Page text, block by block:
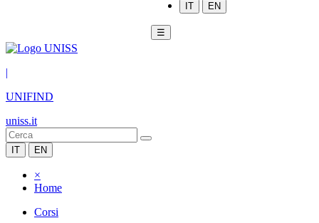
IT EN
☰
|
UNIFIND
uniss.it
IT EN
×
Home
Corsi